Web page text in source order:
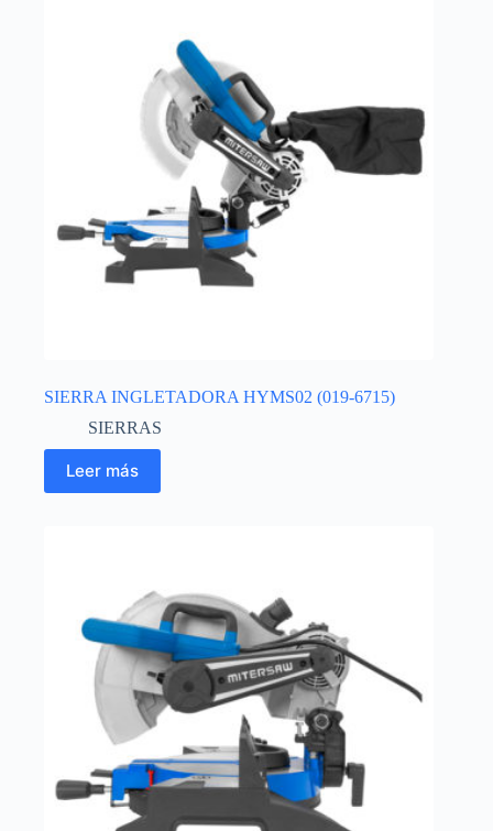
SIERRA INGLETADORA HYMS02 (019-6715)
SIERRAS
Leer más